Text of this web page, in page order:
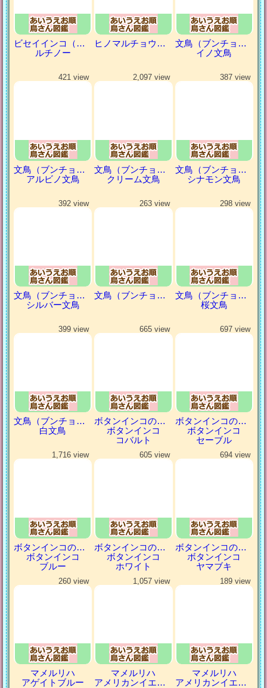
ビセイインコ（美声インコ）
ルチノー
ヒノマルチョウ（日の丸鳥）
文鳥（ブンチョウ）
イノ文鳥
421 view
文鳥（ブンチョウ）
アルビノ文鳥
2,097 view
文鳥（ブンチョウ）
クリーム文鳥
387 view
文鳥（ブンチョウ）
シナモン文鳥
392 view
文鳥（ブンチョウ）
シルバー文鳥
263 view
文鳥（ブンチョウ）
298 view
文鳥（ブンチョウ）
桜文鳥
399 view
文鳥（ブンチョウ）
白文鳥
665 view
ボタンインコの仲間
ボタンインコ
コバルト
697 view
ボタンインコの仲間
ボタンインコ
セーブル
1,716 view
ボタンインコの仲間
ボタンインコ
ブルー
605 view
ボタンインコの仲間
ボタンインコ
ホワイト
694 view
ボタンインコの仲間
ボタンインコ
ヤマブキ
260 view
マメルリハ
アゲイトブルー
1,057 view
マメルリハ
アメリカンイエロー
189 view
マメルリハ
アメリカンイエローファロー